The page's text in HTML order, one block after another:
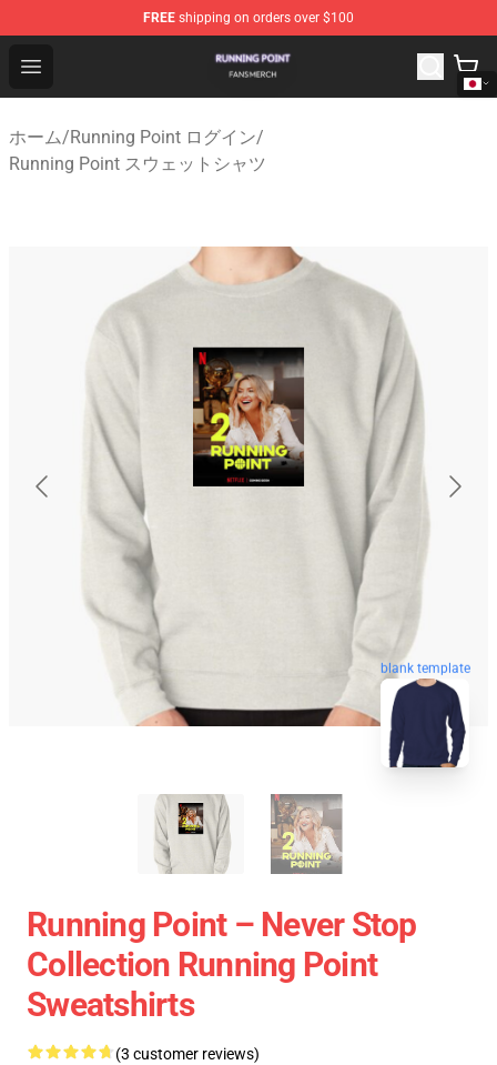
FREE shipping on orders over $100
Open menu
Running Point Shop - Official Running Point
ホーム/Running Point ログイン/
Running Point スウェットシャツ
blank template
Running Point – Never Stop
Collection Running Point
Sweatshirts
(3 customer reviews)